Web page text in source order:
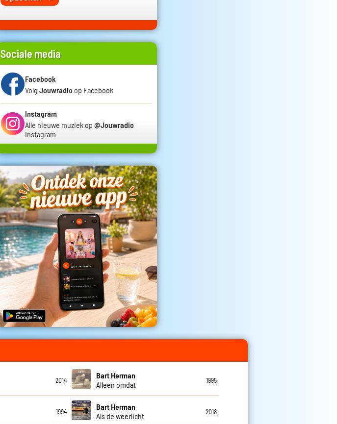
Sociale media
Facebook
Volg Jouwradio op Facebook
Instagram
Alle nieuwe muziek op @Jouwradio
Instagram
2014
Bart Herman
Alleen omdat
1995
1994
Bart Herman
Als de weerlicht
2018